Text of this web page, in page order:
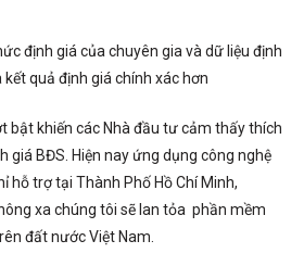
định giá của chuyên gia và dữ liệu định
quả định giá chính xác hơn
bật khiến các Nhà đầu tư cảm thấy thích
giá BĐS. Hiện nay ứng dụng công nghệ
hỗ trợ tại Thành Phố Hồ Chí Minh,
xa chúng tôi sẽ lan tỏa phần mềm
đất nước Việt Nam.